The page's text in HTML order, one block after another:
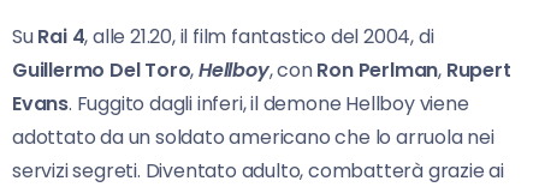
SuRai 4, alle 21.20, il film fantastico del 2004, di
Guillermo DelToro,Hellboy, conRon Perlman, Rupert
Evans. Fuggito dagli inferi, il demone Hellboy viene
adottato da un soldato americano che lo arruola nei
servizi segreti. Diventato adulto, combatterà grazie ai